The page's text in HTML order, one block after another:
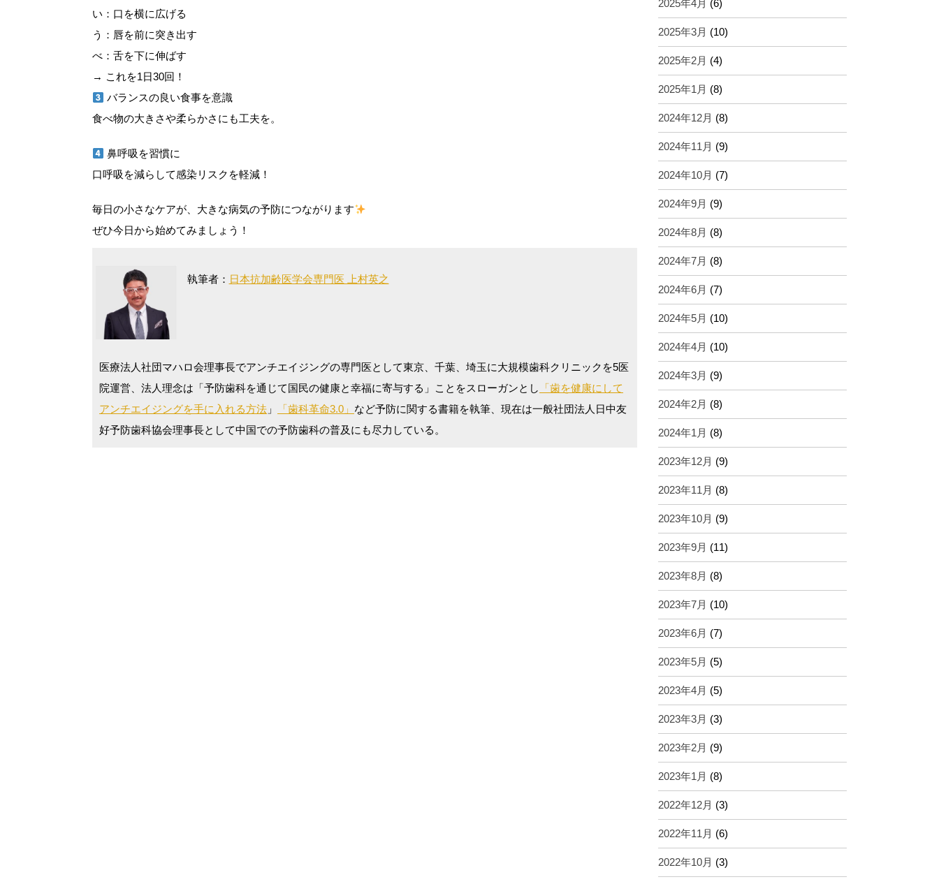
い：口を横に広げる
う：唇を前に突き出す
べ：舌を下に伸ばす
→ これを1日30回！
バランスの良い食事を意識
食べ物の大きさや柔らかさにも工夫を。
鼻呼吸を習慣に
口呼吸を減らして感染リスクを軽減！
毎日の小さなケアが、大きな病気の予防につながります
ぜひ今日から始めてみましょう！
執筆者： 日本抗加齢医学会専門医 上村英之
医療法人社団マハロ会理事長でアンチエイジングの専門医として東京、千葉、埼玉に大規模歯科クリニックを5医
院運営、法人理念は「予防歯科を通じて国民の健康と幸福に寄与する」ことをスローガンとし
「歯を健康にして
アンチエイジングを手に入れる方法 」 「歯科革命3.0」 など予防に関する書籍を執筆、現在は一般社団法人日中友
好予防歯科協会理事長として中国での予防歯科の普及にも尽力している。
2025年4月 (6)
2025年3月 (10)
2025年2月 (4)
2025年1月 (8)
2024年12月 (8)
2024年11月 (9)
2024年10月 (7)
2024年9月 (9)
2024年8月 (8)
2024年7月 (8)
2024年6月 (7)
2024年5月 (10)
2024年4月 (10)
2024年3月 (9)
2024年2月 (8)
2024年1月 (8)
2023年12月 (9)
2023年11月 (8)
2023年10月 (9)
2023年9月 (11)
2023年8月 (8)
2023年7月 (10)
2023年6月 (7)
2023年5月 (5)
2023年4月 (5)
2023年3月 (3)
2023年2月 (9)
2023年1月 (8)
2022年12月 (3)
2022年11月 (6)
2022年10月 (3)